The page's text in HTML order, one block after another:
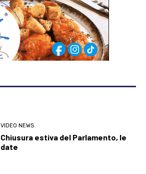
VIDEO NEWS
Chiusura estiva del Parlamento, le
date